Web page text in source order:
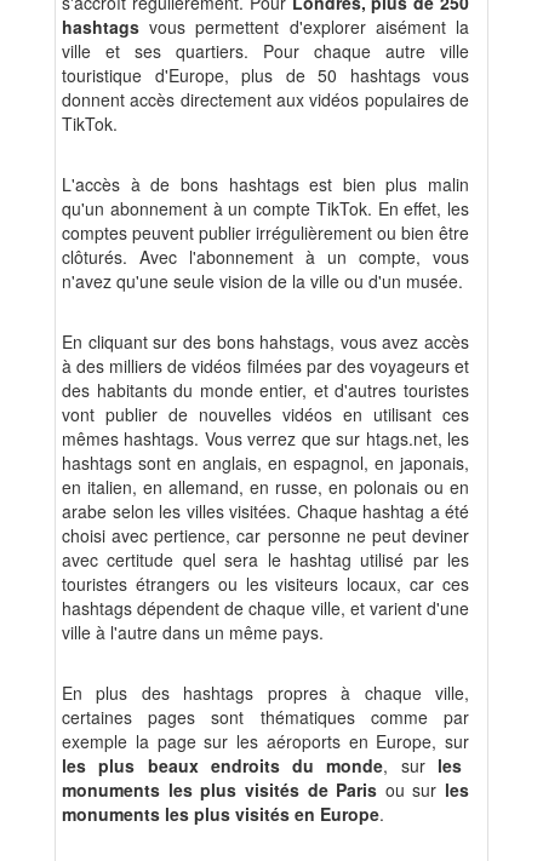
hashtags vous permettent d'explorer aisément la
ville et ses quartiers. Pour chaque autre ville
touristique d'Europe, plus de 50 hashtags vous
donnent accès directement aux vidéos populaires de
TikTok.
L'accès à de bons hashtags est bien plus malin
qu'un abonnement à un compte TikTok. En effet, les
comptes peuvent publier irrégulièrement ou bien être
clôturés. Avec l'abonnement à un compte, vous
n'avez qu'une seule vision de la ville ou d'un musée.
En cliquant sur des bons hahstags, vous avez accès
à des milliers de vidéos filmées par des voyageurs et
des habitants du monde entier, et d'autres touristes
vont publier de nouvelles vidéos en utilisant ces
mêmes hashtags. Vous verrez que sur htags.net, les
hashtags sont en anglais, en espagnol, en japonais,
en italien, en allemand, en russe, en polonais ou en
arabe selon les villes visitées. Chaque hashtag a été
choisi avec pertience, car personne ne peut deviner
avec certitude quel sera le hashtag utilisé par les
touristes étrangers ou les visiteurs locaux, car ces
hashtags dépendent de chaque ville, et varient d'une
ville à l'autre dans un même pays.
En plus des hashtags propres à chaque ville,
certaines pages sont thématiques comme par
exemple la page sur les aéroports en Europe, sur
les plus beaux endroits du monde, sur les
monuments les plus visités de Paris ou sur les
monuments les plus visités en Europe.